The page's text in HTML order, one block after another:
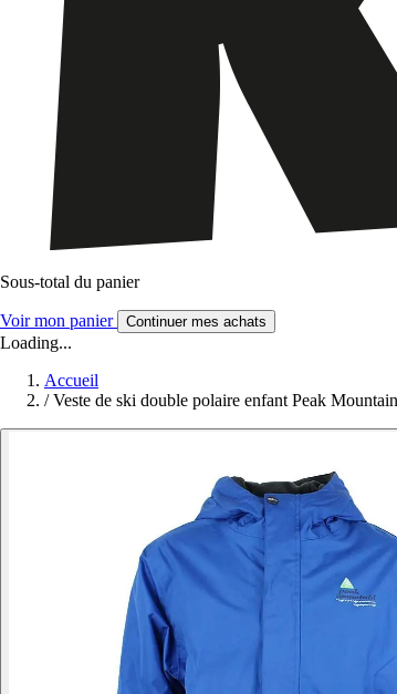
Sous-total du panier
Voir mon panier Continuer mes achats
Loading...
Accueil
/ Veste de ski double polaire enfant Peak